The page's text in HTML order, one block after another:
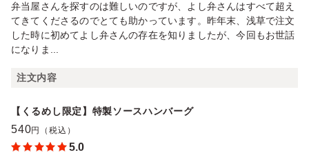
弁当屋さんを探すのは難しいのですが、よし弁さんはすべて超え
てきてくださるのでとても助かっています。昨年末、浅草で注文
した時に初めてよし弁さんの存在を知りましたが、今回もお世話
になりま...
注文内容
【くるめし限定】特製ソースハンバーグ
540円（税込）
5.0